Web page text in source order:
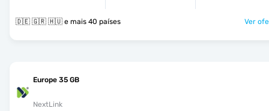
🇩🇪 🇬🇷 🇭🇺 e mais 40 países Ver
Europe 35 GB
NextLink